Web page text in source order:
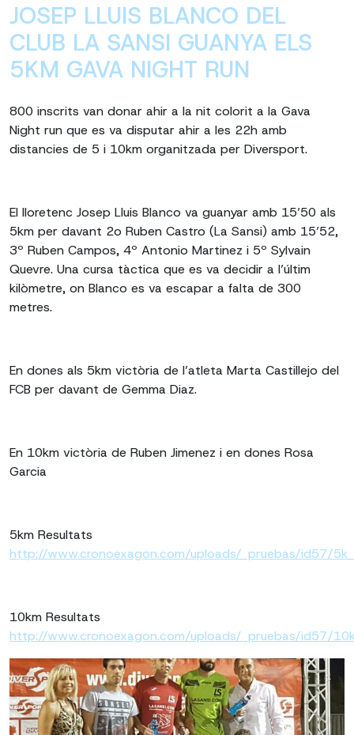
JOSEP LLUIS BLANCO DEL
CLUB LA SANSI GUANYA ELS
5KM GAVA NIGHT RUN
800 inscrits van donar ahir a la nit colorit a la Gava
Night run que es va disputar ahir a les 22h amb
distancies de 5 i 10km organitzada per Diversport.
El lloretenc Josep Lluis Blanco va guanyar amb 15’50 als
5km per davant 2o Ruben Castro (La Sansi) amb 15’52,
3º Ruben Campos, 4º Antonio Martinez i 5º Sylvain
Quevre. Una cursa tàctica que es va decidir a l’últim
kilòmetre, on Blanco es va escapar a falta de 300
metres.
En dones als 5km victòria de l’atleta Marta Castillejo del
FCB per davant de Gemma Diaz.
En 10km victòria de Ruben Jimenez i en dones Rosa
Garcia
5km Resultats
http://www.cronoexagon.com/uploads/_pruebas/id57/
10km Resultats
http://www.cronoexagon.com/uploads/_pruebas/id57/